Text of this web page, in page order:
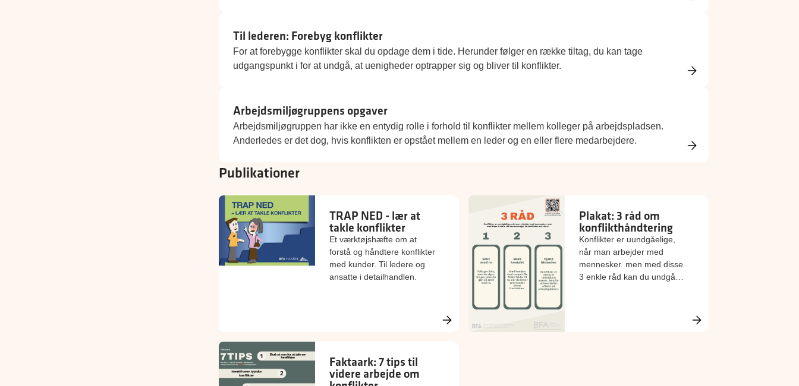
Til lederen: Forebyg konflikter
For at forebygge konflikter skal du opdage dem i tide. Herunder følger en række tiltag, du kan tage
udgangspunkt i for at undgå, at uenigheder optrapper sig og bliver til konflikter.
Arbejdsmiljøgruppens opgaver
Arbejdsmiljøgruppen har ikke en entydig rolle i forhold til konflikter mellem kolleger på arbejdspladsen.
Anderledes er det dog, hvis konflikten er opstået mellem en leder og en eller flere medarbejdere.
Publikationer
TRAP NED - lær at
takle konflikter
Et værktøjshæfte om at
forstå og håndtere konflikter
med kunder. Til ledere og
ansatte i detailhandlen.
Plakat: 3 råd om
konflikthåndtering
Konflikter er uundgåelige,
når man arbejder med
mennesker. men med disse
3 enkle råd kan du undgå,
Faktaark: 7 tips til
videre arbejde om